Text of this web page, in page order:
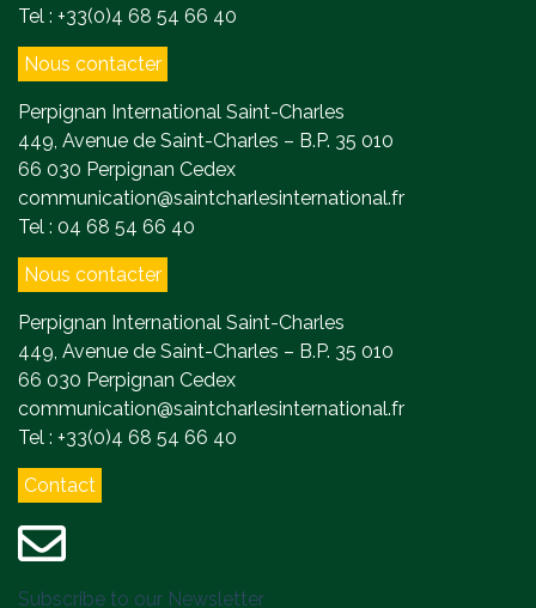
Tel : +33(0)4 68 54 66 40
Nous contacter
Perpignan International Saint-Charles
449, Avenue de Saint-Charles – B.P. 35 010
66 030 Perpignan Cedex
communication@saintcharlesinternational.fr
Tel : 04 68 54 66 40
Nous contacter
Perpignan International Saint-Charles
449, Avenue de Saint-Charles – B.P. 35 010
66 030 Perpignan Cedex
communication@saintcharlesinternational.fr
Tel : +33(0)4 68 54 66 40
Contact
Subscribe to our Newsletter